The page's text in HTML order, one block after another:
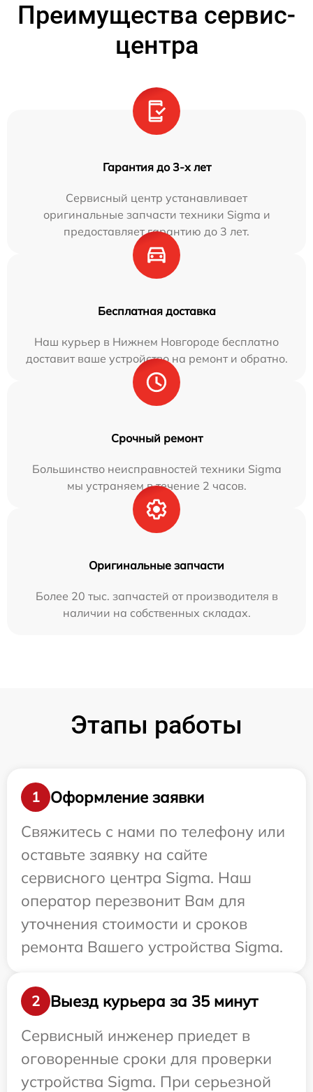
Преимущества сервис-
центра
Гарантия до 3-х лет
Сервисный центр устанавливает
оригинальные запчасти техники Sigma и
предоставляет гарантию до 3 лет.
Бесплатная доставка
Наш курьер в Нижнем Новгороде бесплатно
доставит ваше устройство на ремонт и обратно.
Срочный ремонт
Большинство неисправностей техники Sigma
мы устраняем в течение 2 часов.
Оригинальные запчасти
Более 20 тыс. запчастей от производителя в
наличии на собственных складах.
Этапы работы
1
Оформление заявки
Свяжитесь с нами по телефону или
оставьте заявку на сайте
сервисного центра Sigma. Наш
оператор перезвонит Вам для
уточнения стоимости и сроков
ремонта Вашего устройства Sigma.
2
Выезд курьера за 35 минут
Сервисный инженер приедет в
оговоренные сроки для проверки
устройства Sigma. При серьезной